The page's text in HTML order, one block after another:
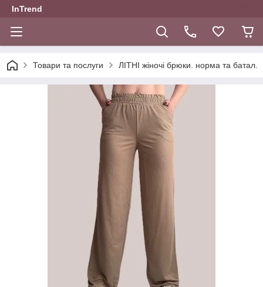
InTrend
Товари та послуги ЛІТНІ жіночі брюки. норма та батал.